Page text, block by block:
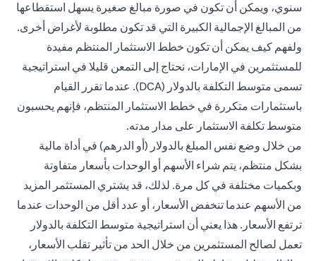
سنوي، ويمكن أن تكون في صورة مبالغ صغيرة يسهل استقطاعها
من المبالغ الإجمالية الكبيرة التي قد تكون مطلوبة لأغراض أخرى.
ولفهم كيف يمكن أن تكون خطط الاستثمار المنتظم مفيدة
للمستثمرين في الإمارات، نحتاج إلى التمعن قليلا في استراتيجية
تسمى متوسط ​​التكلفة بالدولار (DCA). عندما تقرر القيام
باستثمارات متكررة في خطط الاستثمار المنتظم، فإنهم يحسبون
متوسط ​​تكلفة الاستثمار على مدار مدته.
من خلال وضع نفس المبلغ بالدولار (أو الدرهم) في أداة مالية
بشكل منتظم، يتم شراء الأسهم أو الوحدات بأسعار متفاوتة
وبكميات مختلفة في كل مرة. لذلك، قد يشتري المستثمر المزيد
من الأسهم عندما تنخفض الأسعار، أو عدد أقل من الوحدات عندما
ترتفع الأسعار. هذا يعني أن استراتيجية متوسط ​​التكلفة بالدولار
تعمل لصالح المستثمرين من خلال الحد من تأثير تقلب الأسعار،